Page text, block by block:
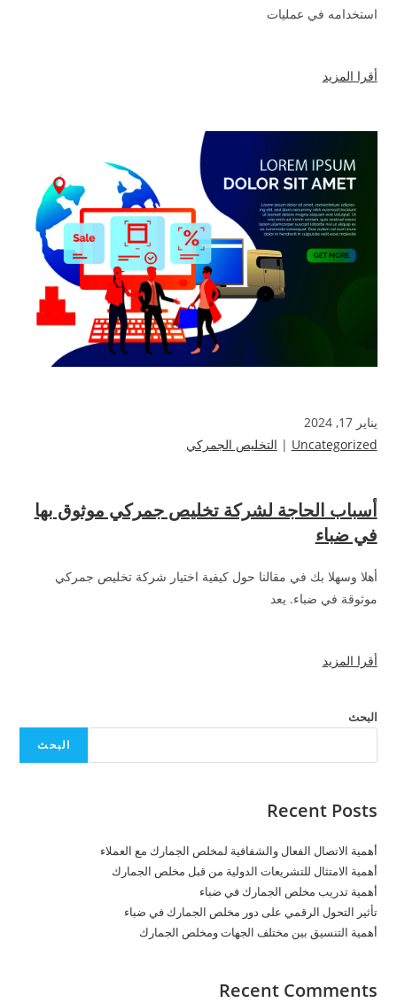
استخدامه في عمليات
أقرا المزيد
يناير 17, 2024
Uncategorized
| التخليص الجمركي
أسباب الحاجة لشركة تخليص جمركي موثوق بها
في ضباء
أهلا وسهلا بك في مقالنا حول كيفية اختيار شركة تخليص جمركي
موثوقة في ضباء. يعد
أقرا المزيد
البحث
البحث
Recent Posts
أهمية الاتصال الفعال والشفافية لمخلص الجمارك مع العملاء
أهمية الامتثال للتشريعات الدولية من قبل مخلص الجمارك
أهمية تدريب مخلص الجمارك في ضباء
تأثير التحول الرقمي على دور مخلص الجمارك في ضباء
أهمية التنسيق بين مختلف الجهات ومخلص الجمارك
Recent Comments